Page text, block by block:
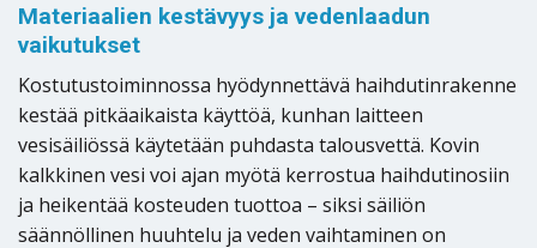
Materiaalien kestävyys ja vedenlaadun
vaikutukset
Kostutustoiminnossa hyödynnettävä haihdutinrakenne
kestää pitkäaikaista käyttöä, kunhan laitteen
vesisäiliössä käytetään puhdasta talousvettä. Kovin
kalkkinen vesi voi ajan myötä kerrostua haihdutinosiin
ja heikentää kosteuden tuottoa – siksi säiliön
säännöllinen huuhtelu ja veden vaihtaminen on